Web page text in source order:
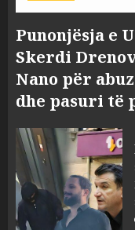
Punonjësja e
Skerdi
Nano për
dhe pasuri të